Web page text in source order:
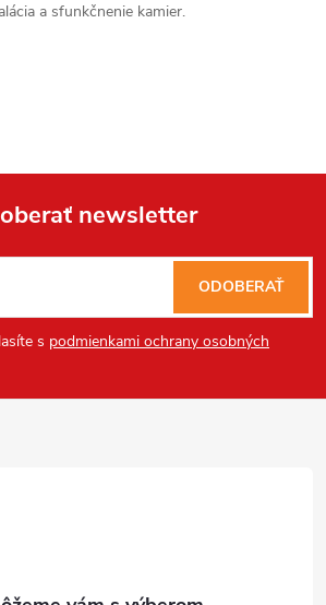
a sfunkčnenie kamier.
newsletter
s podmienkami ochrany osobných
ODOBERAŤ
Powered by chaterimo